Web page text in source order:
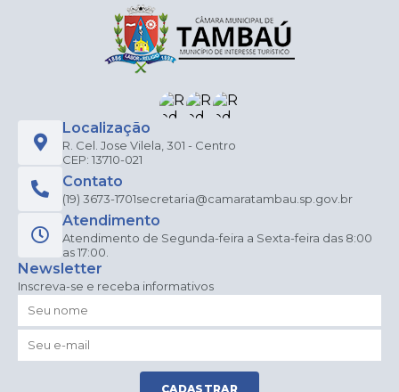
Localização
R. Cel. Jose Vilela, 301 - Centro
CEP: 13710-021
Contato
(19) 3673-1701secretaria@camaratambau.sp.gov.br
Atendimento
Atendimento de Segunda-feira a Sexta-feira das 8:00
as 17:00.
Newsletter
Inscreva-se e receba informativos
CADASTRAR